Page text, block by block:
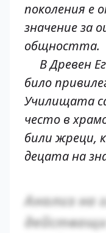
поколения е
значение за
общността.
В Древен
било
Училищата
често в
били жреци,
децата на
Анализ на